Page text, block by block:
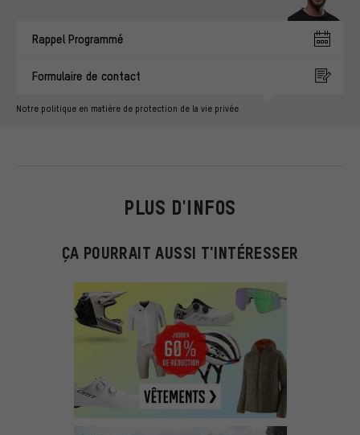
Rappel Programmé
Formulaire de contact
Notre politique en matière de protection de la vie privée
PLUS D'INFOS
ÇA POURRAIT AUSSI T'INTÉRESSER